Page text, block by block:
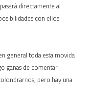
directamente al
con ellos.
general toda esta movida
ganas de comentar
pero hay una